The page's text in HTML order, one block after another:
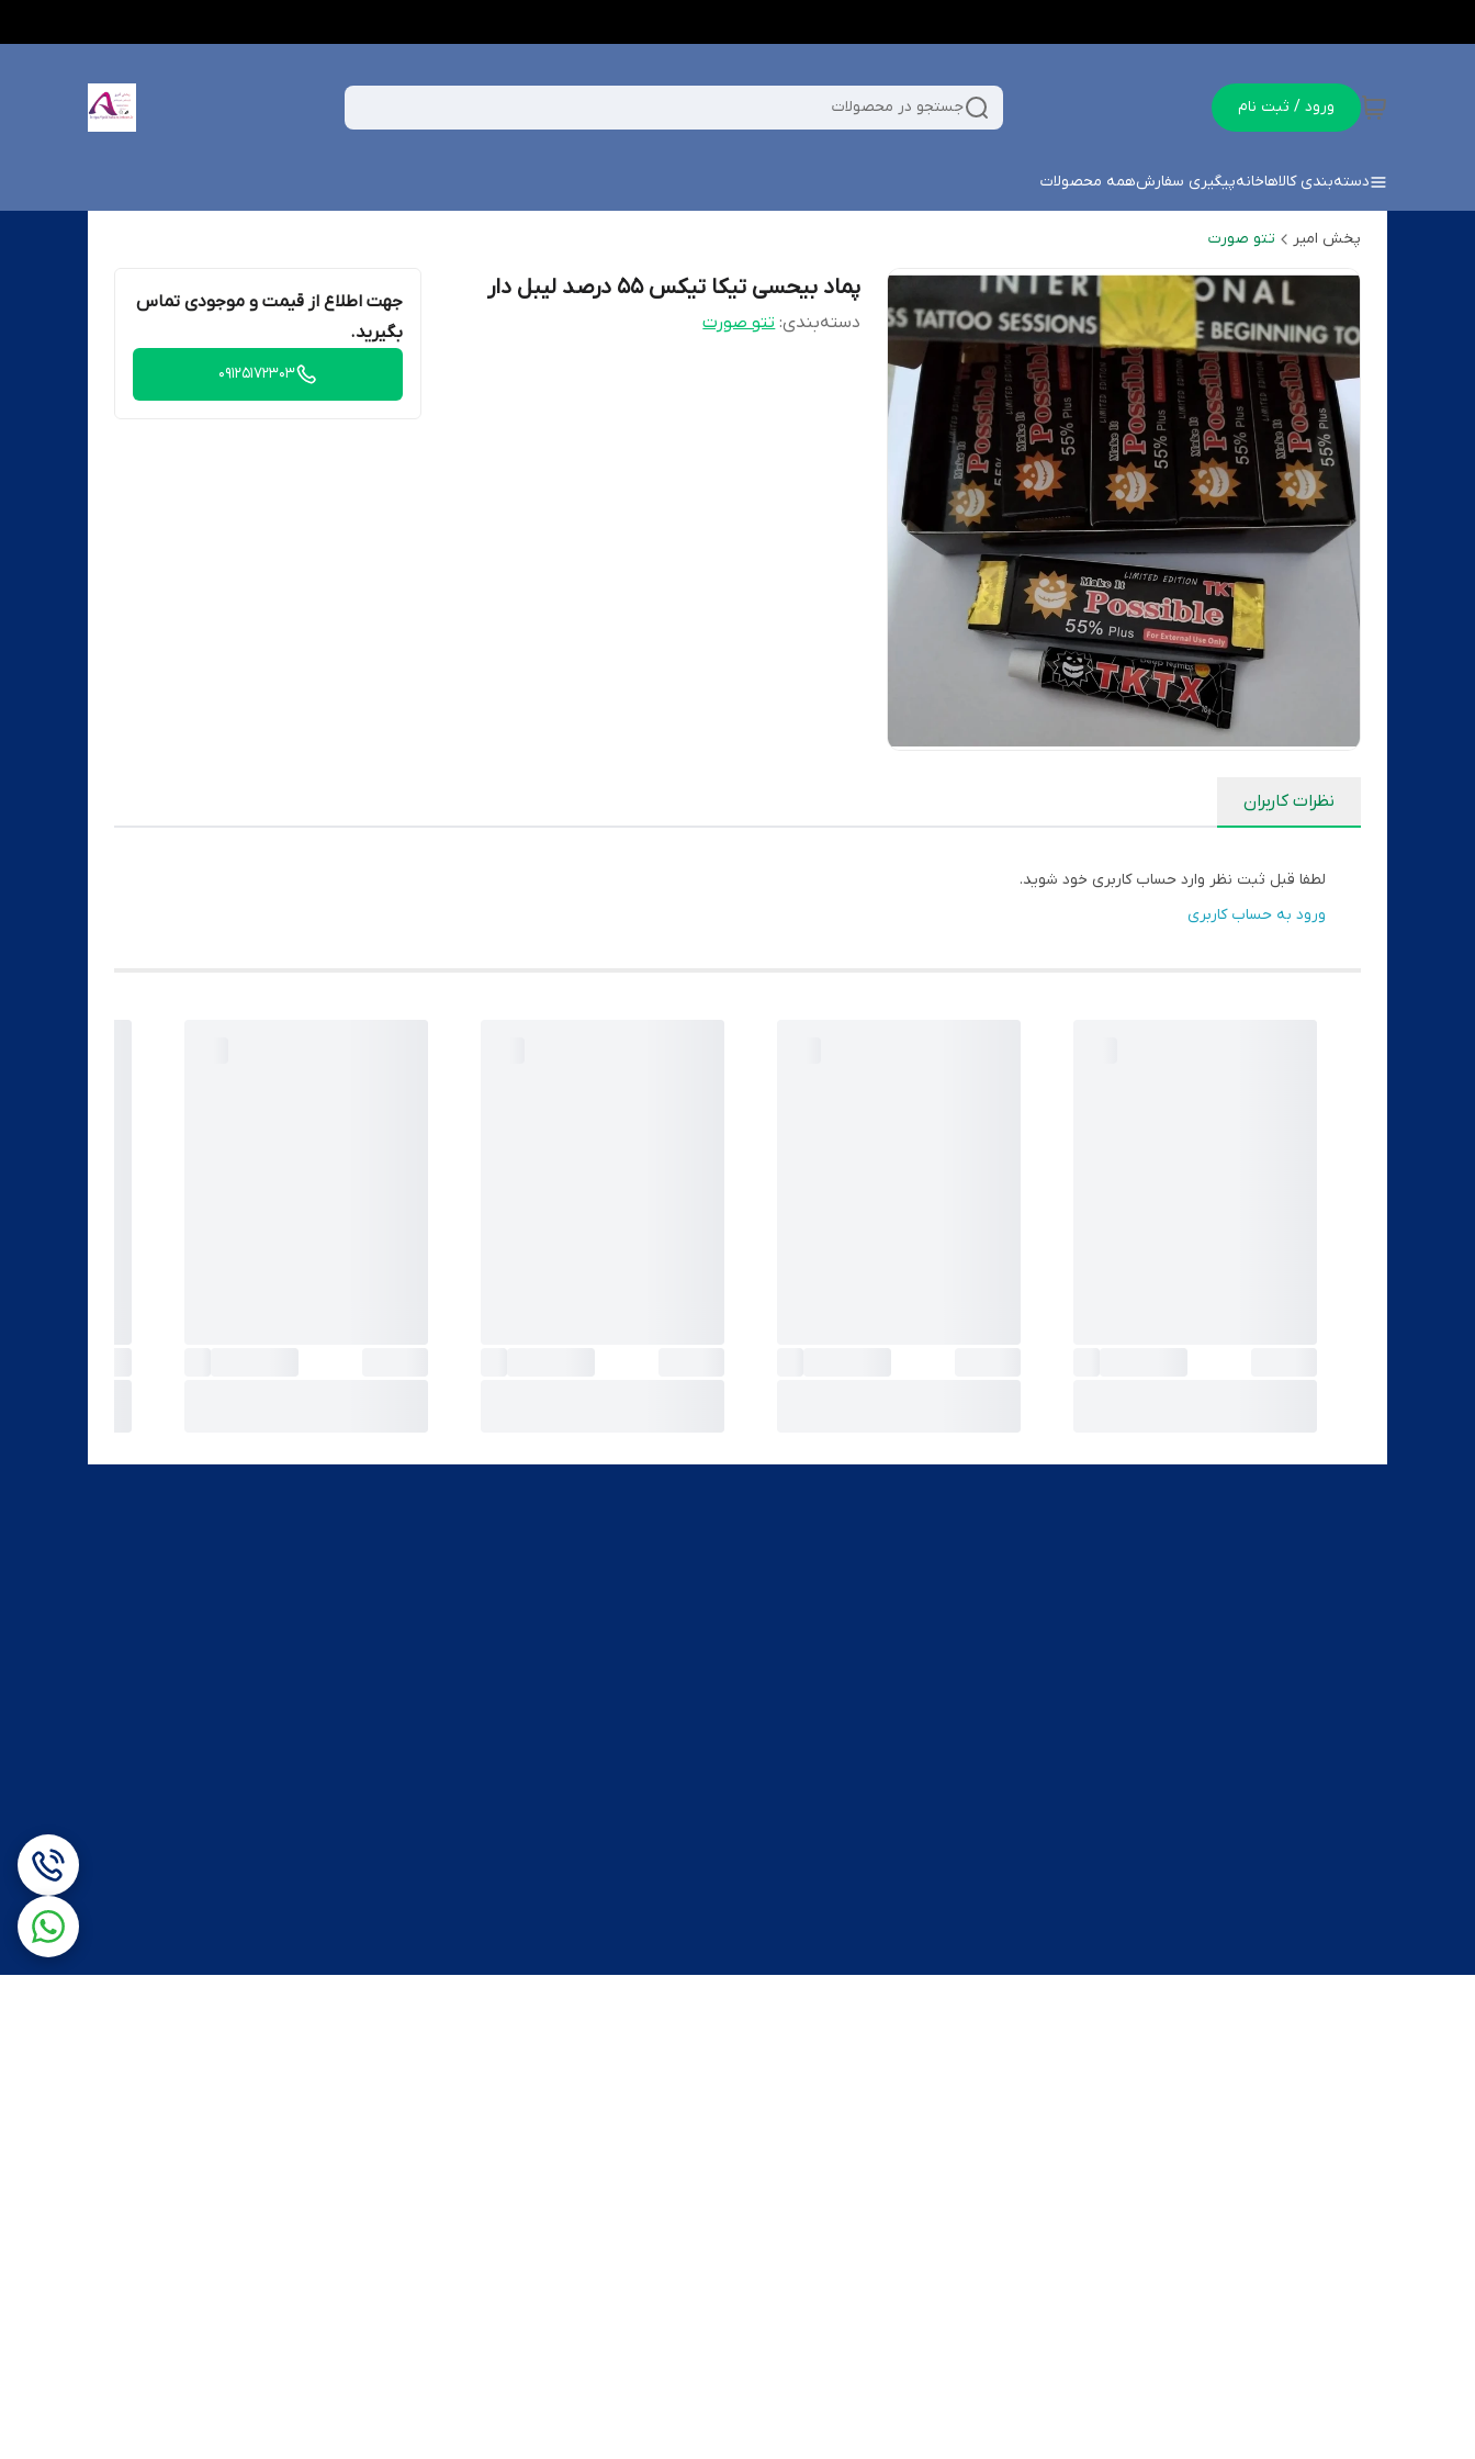
ورود / ثبت نام جستجو در محصولات
دسته‌بندی کالاهاخانهپیگیری سفارشهمه محصولات
پخش امیر تتو صورت
پماد بیحسی تیکا تیکس 55 درصد لیبل دار
دسته‌بندی:تتو صورت
جهت اطلاع از قیمت و موجودی تماس
بگیرید.
09125172303
نظرات کاربران
لطفا قبل ثبت نظر وارد حساب کاربری خود شوید.
ورود به حساب کاربری